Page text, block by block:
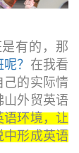
有的，那
？ 在我看
己的实际情
山外贸英语
语环境，让
中形成英语